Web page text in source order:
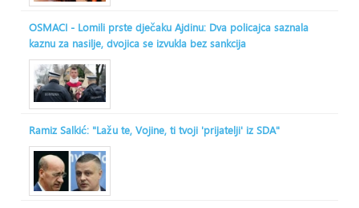
OSMACI - Lomili prste dječaku Ajdinu: Dva policajca saznala
kaznu za nasilje, dvojica se izvukla bez sankcija
Ramiz Salkić: "Lažu te, Vojine, ti tvoji 'prijatelji' iz SDA"